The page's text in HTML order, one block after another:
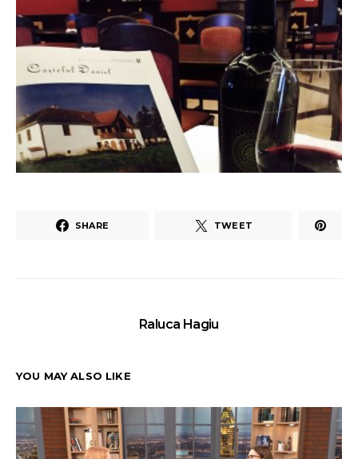
SHARE TWEET
Raluca Hagiu
YOU MAY ALSO LIKE